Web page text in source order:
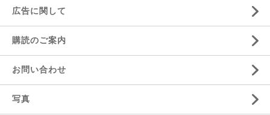
広告に関して
購読のご案内
お問い合わせ
写真